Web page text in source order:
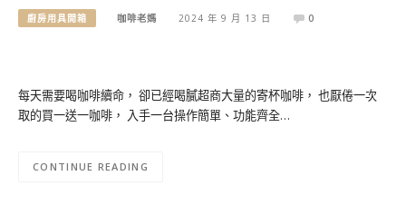
廚房用具開箱 咖啡老媽 2024 年 9 月 13 日 0
每天需要喝咖啡續命， 卻已經喝膩超商大量的寄杯咖啡， 也厭倦一次
取的買一送一咖啡， 入手一台操作簡單、功能齊全…
CONTINUE READING